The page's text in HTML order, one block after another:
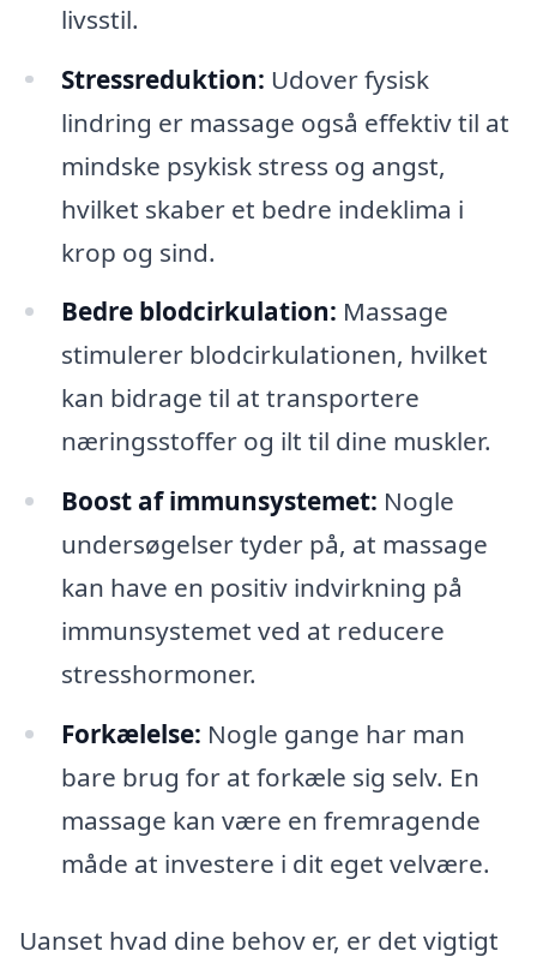
livsstil.
Stressreduktion: Udover fysisk
lindring er massage også effektiv til at
mindske psykisk stress og angst,
hvilket skaber et bedre indeklima i
krop og sind.
Bedre blodcirkulation: Massage
stimulerer blodcirkulationen, hvilket
kan bidrage til at transportere
næringsstoffer og ilt til dine muskler.
Boost af immunsystemet: Nogle
undersøgelser tyder på, at massage
kan have en positiv indvirkning på
immunsystemet ved at reducere
stresshormoner.
Forkælelse: Nogle gange har man
bare brug for at forkæle sig selv. En
massage kan være en fremragende
måde at investere i dit eget velvære.
Uanset hvad dine behov er, er det vigtigt